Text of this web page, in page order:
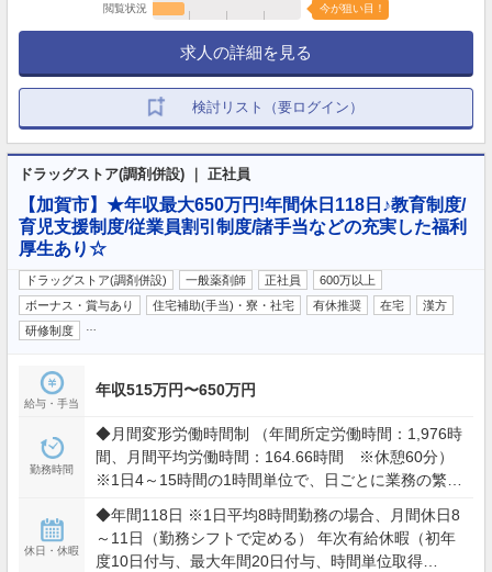
閲覧状況 今が狙い目！
求人の詳細を見る
検討リスト（要ログイン）
ドラッグストア(調剤併設) ｜ 正社員
【加賀市】★年収最大650万円!年間休日118日♪教育制度/
育児支援制度/従業員割引制度/諸手当などの充実した福利
厚生あり☆
ドラッグストア(調剤併設) 一般薬剤師 正社員
600万以上
ボーナス・賞与あり
住宅補助(手当)・寮・社宅 有休推奨 在宅
漢方
研修制度
給与・手当
年収515万円〜650万円
勤務時間
◆月間変形労働時間制 （年間所定労働時間：1,976時
間、月間平均労働時間：164.66時間 ※休憩60分）
※1日4～15時間の1時間単位で、日ごとに業務の繁閑
り所定時間外労働に従事（全社平均残業時間12～15
時間/月）
休日・休暇
◆年間118日 ※1日平均8時間勤務の場合、月間休日8
～11日（勤務シフトで定める） 年次有給休暇（初年
度10日付与、最大年間20日付与、時間単位取得